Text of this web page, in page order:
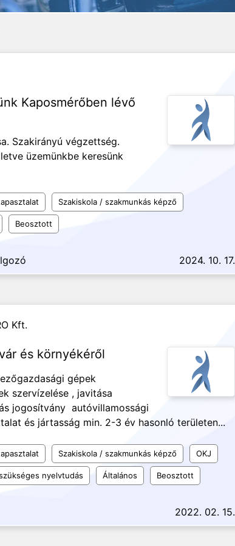
Kaposmérőben lévő
Szakirányú végzettség.
üzemünkbe keresünk
Szakiskola / szakmunkás képző
Beosztott
2024. 10. 17.
Kft.
és környékéről
gépek
szervízelése , javitása
jogosítvány autóvillamossági
és jártasság min. 2-3 év hasonló területen...
Szakiskola / szakmunkás képző OKJ
nyelvtudás Általános Beosztott
2022. 02. 15.